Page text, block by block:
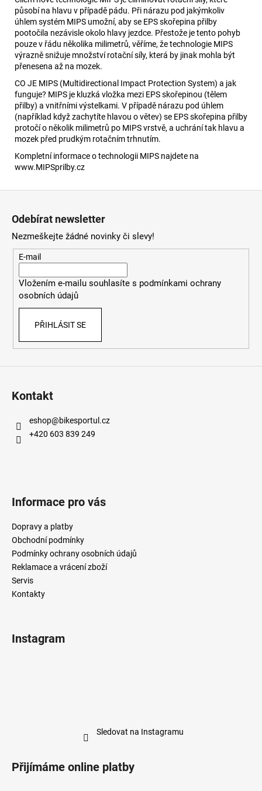
působí na hlavu v případě pádu. Při nárazu pod jakýmkoliv
úhlem systém MIPS umožní, aby se EPS skořepina přilby
pootočila nezávisle okolo hlavy jezdce. Přestože je tento pohyb
pouze v řádu několika milimetrů, věříme, že technologie MIPS
výrazně snižuje množství rotační síly, která by jinak mohla být
přenesena až na mozek.
CO JE MIPS (Multidirectional Impact Protection System) a jak
funguje? MIPS je kluzká vložka mezi EPS skořepinou (tělem
přilby) a vnitřními výstelkami. V případě nárazu pod úhlem
(například když zachytíte hlavou o větev) se EPS skořepina přilby
protočí o několik milimetrů po MIPS vrstvě, a uchrání tak hlavu a
mozek před prudkým rotačním trhnutím.
Kompletní informace o technologii MIPS najdete na
www.MIPSprilby.cz
Odebírat newsletter
Nezmeškejte žádné novinky či slevy!
E-mail
Vložením e-mailu souhlasíte s podmínkami ochrany
osobních údajů
PŘIHLÁSIT SE
Kontakt
eshop@bikesportul.cz
+420 603 839 249
Informace pro vás
Dopravy a platby
Obchodní podmínky
Podmínky ochrany osobních údajů
Reklamace a vrácení zboží
Servis
Kontakty
Instagram
Sledovat na Instagramu
Přijímáme online platby